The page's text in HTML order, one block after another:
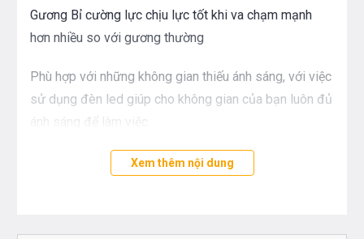
Gương Bỉ cường lực chịu lực tốt khi va chạm mạnh
hơn nhiều so với gương thường
Phù hợp với những không gian thiếu ánh sáng, với việc
sử dụng đèn led giúp cho không gian của bạn luôn đủ
ánh sáng để làm việc.
Nút nguồn cảm ứng giúp bạn dễ dàng bật tắt đèn led
Xem thêm nội dung